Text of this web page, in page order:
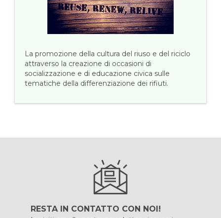
La promozione della cultura del riuso e del riciclo
attraverso la creazione di occasioni di
socializzazione e di educazione civica sulle
tematiche della differenziazione dei rifiuti.
RESTA IN CONTATTO CON NOI!